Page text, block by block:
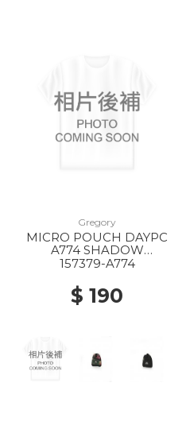
Gregory
MICRO POUCH DAYPC
A774 SHADOW
TAPESTRY
157379-A774
$ 190